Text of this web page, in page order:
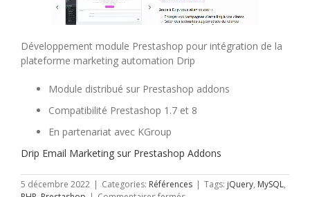
Développement module Prestashop pour intégration de la
plateforme marketing automation Drip
Module distribué sur Prestashop addons
Compatibilité Prestashop 1.7 et 8
En partenariat avec KGroup
Drip Email Marketing sur Prestashop Addons
5 décembre 2022 | Categories: Références | Tags: jQuery, MySQL,